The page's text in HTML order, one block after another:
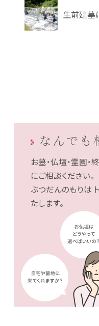
生前建墓
なんでも
お墓・仏壇・霊園・
にご相談ください。
ぶつだんのもりは
たします。